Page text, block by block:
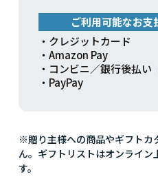
ご利用可能なお支
・クレジットカード
・Amazon Pay
・コンビニ／銀行後払い
・PayPay
※贈り主様への商品やギフトカ
ん。ギフトリストはオンライ
す。